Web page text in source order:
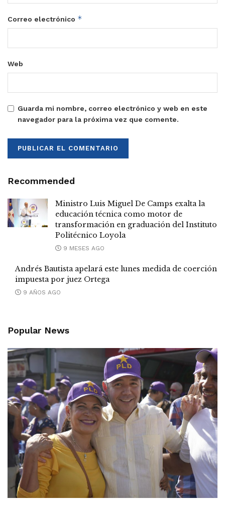
Correo electrónico *
Web
Guarda mi nombre, correo electrónico y web en este
navegador para la próxima vez que comente.
Recommended
Ministro Luis Miguel De Camps exalta la
educación técnica como motor de
transformación en graduación del Instituto
Politécnico Loyola
9 MESES AGO
Andrés Bautista apelará este lunes medida de coerción
impuesta por juez Ortega
9 AÑOS AGO
Popular News